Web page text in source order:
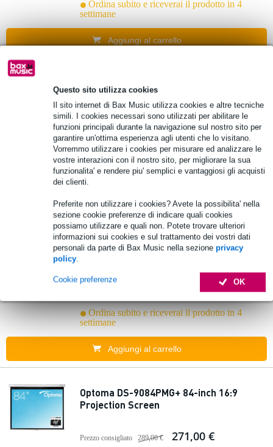
Questo sito utilizza cookies
Il sito internet di Bax Music utilizza cookies e altre tecniche
simili. I cookies necessari sono utilizzati per abilitare le
funzioni principali durante la navigazione sul nostro sito per
garantire un'ottima esperienza agli utenti che lo visitano.
Vorremmo utilizzare i cookies per misurare ed analizzare le
vostre interazioni con il nostro sito, per migliorare la sua
funzionalita' e rendere piu' semplici e vantaggiosi gli acquisti
dei clienti.
Preferite non utilizzare i cookies? Avete la possibilita' nella
sezione cookie preferenze di indicare quali cookies
possiamo utilizzare e quali non. Potete trovare ulteriori
informazioni sui cookies e sul trattamento dei vostri dati
personali da parte di Bax Music nella sezione privacy
policy.
OK
Cookie preferenze
Ordina subito e riceverai il prodotto in 4
settimane
Aggiungi al carrello
Optoma DE-1109EGA Motorised 109-inch
16:9 Projection Screen
1.012,00 €
Ordina subito e riceverai il prodotto in 4
settimane
Aggiungi al carrello
Optoma DE-9120EGA Motorised 120-inch
1.129,00 €
Ordina subito e riceverai il prodotto in 4
settimane
Aggiungi al carrello
Optoma DS-9084PMG+ 84-inch 16:9
Projection Screen
Prezzo consigliato 289,00 € 271,00 €